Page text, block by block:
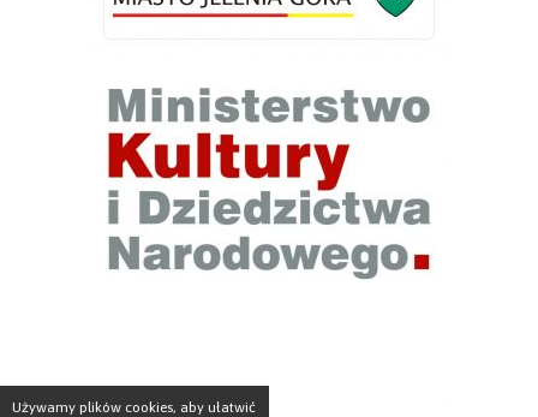
Używamy plików cookies, aby ułatwić